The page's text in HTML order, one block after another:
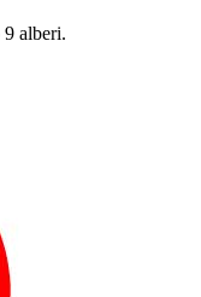
alberi.